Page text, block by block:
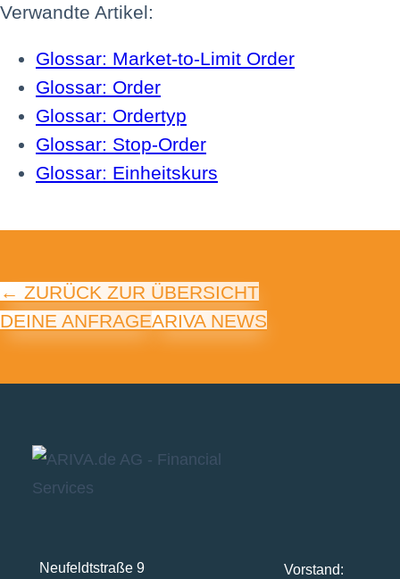
Verwandte Artikel:
Glossar: Market-to-Limit Order
Glossar: Order
Glossar: Ordertyp
Glossar: Stop-Order
Glossar: Einheitskurs
← ZURÜCK ZUR ÜBERSICHT
DEINE ANFRAGEARIVA NEWS
Neufeldtstraße 9
Vorstand: